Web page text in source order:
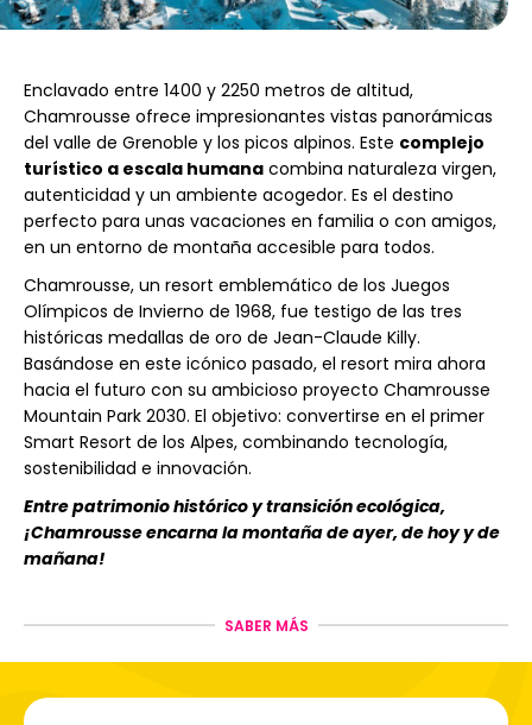
Enclavado entre 1400 y 2250 metros de altitud,
Chamrousse ofrece impresionantes vistas panorámicas
del valle de Grenoble y los picos alpinos. Este complejo
turístico a escala humana combina naturaleza virgen,
autenticidad y un ambiente acogedor. Es el destino
perfecto para unas vacaciones en familia o con amigos,
en un entorno de montaña accesible para todos.
Chamrousse, un resort emblemático de los Juegos
Olímpicos de Invierno de 1968, fue testigo de las tres
históricas medallas de oro de Jean-Claude Killy.
Basándose en este icónico pasado, el resort mira ahora
hacia el futuro con su ambicioso proyecto Chamrousse
Mountain Park 2030. El objetivo: convertirse en el primer
Smart Resort de los Alpes, combinando tecnología,
sostenibilidad e innovación.
Entre patrimonio histórico y transición ecológica,
¡Chamrousse encarna la montaña de ayer, de hoy y de
mañana!
Una zona de esquí para todos
los estilos
SABER MÁS